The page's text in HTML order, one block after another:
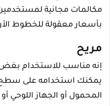
مكالمات مجانية
بأسعار معقولة للخطوط
مريح
إنه مناسب للاستخدام
يمكنك استخدامه على سطح
المحمول أو الجهاز اللوحي